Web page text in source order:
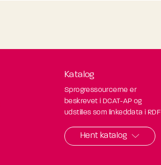
Katalog
Sprogressourcerne er
beskrevet i DCAT-AP og
udstilles som linkeddata i RDF
Hent katalog